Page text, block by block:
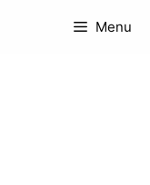
Menu